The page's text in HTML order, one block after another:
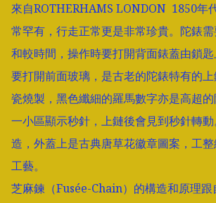
來自ROTHERHAMS LONDON  1850年
常罕有，行走正常更是非常珍貴。陀錶
和較時間，操作時要打開背面錶蓋由鎖
要打開前面玻璃，是古老的陀錶特有的
瓷燒製，黑色纖細的羅馬數字亦是高超
一小區顯示秒針，上鏈後會見到秒針轉
造，外蓋上是古典唐草花徽章圖案，工
工藝。
芝麻鍊（Fusée-Chain）的構造和原理